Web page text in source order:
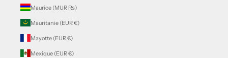
Maurice (MUR ₨)
Mauritanie (EUR €)
Mayotte (EUR €)
Mexique (EUR €)